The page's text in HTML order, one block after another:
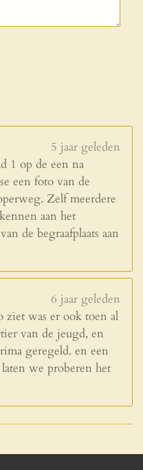
5 jaar geleden
1 op de een na
een foto van de
Zelf meerdere
aan het
de begraafplaats aan
6 jaar geleden
ziet was er ook toen al
van de jeugd, en
geregeld. en een
we proberen het